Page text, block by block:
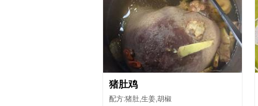
猪肚鸡
配方:猪肚,生姜,胡椒